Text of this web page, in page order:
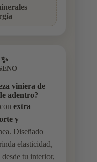
viniera de
adentro?
extra
y
Diseñado
elasticidad,
tu interior,